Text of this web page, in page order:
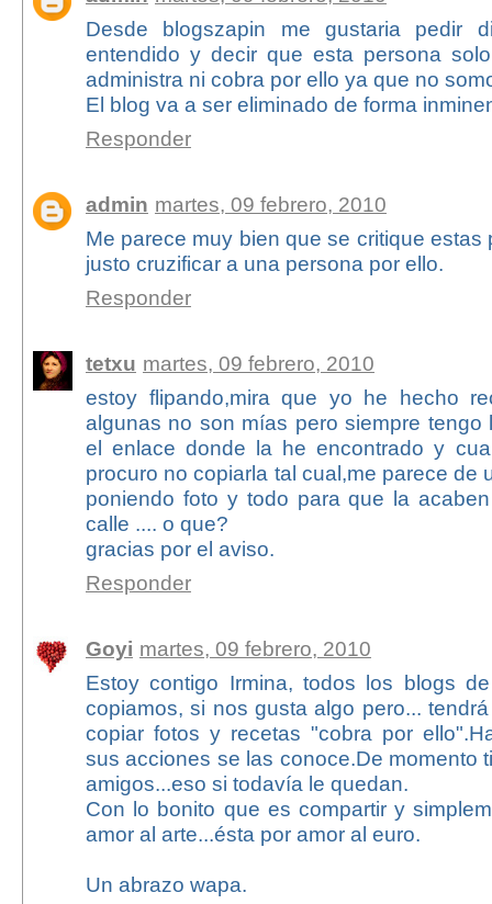
Desde blogszapin me gustaria pedir
entendido y decir que esta persona
administra ni cobra por ello ya que no
El blog va a ser eliminado de forma
Responder
admin martes, 09 febrero, 2010
Me parece muy bien que se critique estas
justo cruzificar a una persona por ello.
Responder
tetxu martes, 09 febrero, 2010
estoy flipando,mira que yo he hecho
algunas no son mías pero siempre tengo
el enlace donde la he encontrado y
procuro no copiarla tal cual,me parece de
poniendo foto y todo para que la
calle .... o que?
gracias por el aviso.
Responder
Goyi martes, 09 febrero, 2010
Estoy contigo Irmina, todos los blogs
copiamos, si nos gusta algo pero...
copiar fotos y recetas "cobra por
sus acciones se las conoce.De momento
amigos...eso si todavía le quedan.
Con lo bonito que es compartir y
amor al arte...ésta por amor al euro.
Un abrazo wapa.